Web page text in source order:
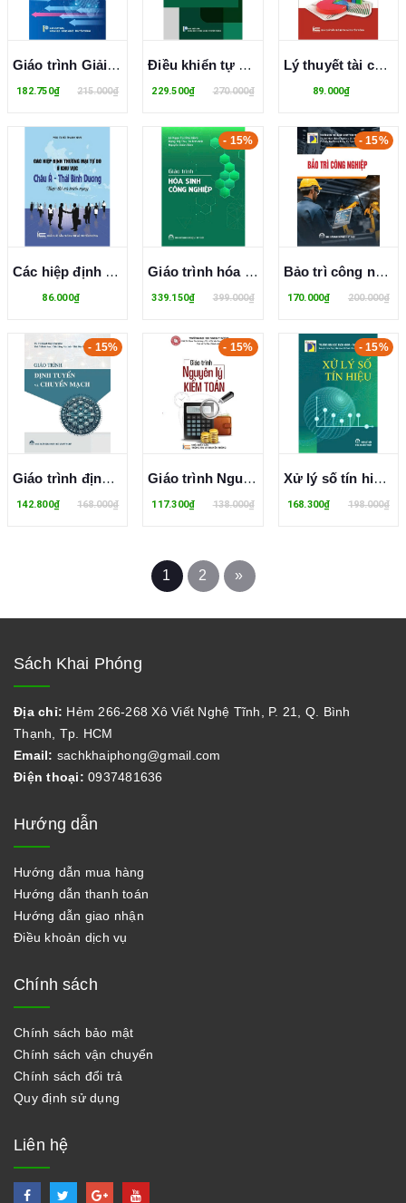
Giáo trình Giải quyết tranh chấp thương mại quốc tế
182.750₫ 215.000₫
Điều khiển tự động trong kỹ thuật lạnh và điều hoà không khí - TS. Đinh Văn Thành
229.500₫ 270.000₫
Lý thuyết tài chính tiền tệ
89.000₫
Các hiệp định thương mại tự do ở khu vực Châu Á - Thái Bình Dương, thực thi và triển vọng
86.000₫
- 15%
Giáo trình hóa sinh công nghiệp - Lê Ngọc Tú
339.150₫ 399.000₫
- 15%
Bảo trì công nghiệp
170.000₫ 200.000₫
- 15%
Giáo trình định tuyến và chuyển mạch
142.800₫ 168.000₫
- 15%
Giáo trình Nguyên lý kiểm toán
117.300₫ 138.000₫
- 15%
Xử lý số tín hiệu - Hoàng Lê Uyên Thục, Hồ Phước Tiến, Trần Thị Minh Hạnh
168.300₫ 198.000₫
1 2 »
Sách Khai Phóng
Địa chỉ: Hẻm 266-268 Xô Viết Nghệ Tĩnh, P. 21, Q. Bình
Thạnh, Tp. HCM
Email: sachkhaiphong@gmail.com
Điện thoại: 0937481636
Hướng dẫn
Hướng dẫn mua hàng
Hướng dẫn thanh toán
Hướng dẫn giao nhận
Điều khoản dịch vụ
Chính sách
Chính sách bảo mật
Chính sách vận chuyển
Chính sách đổi trả
Quy định sử dụng
Liên hệ